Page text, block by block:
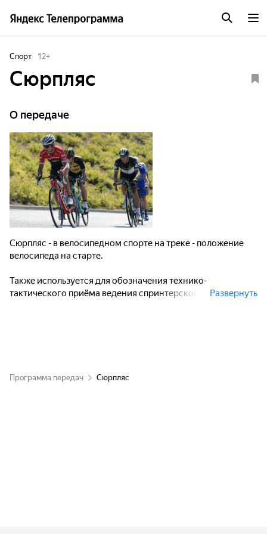
Спорт 12+
Сюрпляс
О передаче
Сюрпляс - в велосипедном спорте на треке - положение
велосипеда на старте.
Также используется для обозначения технико-
тактического приёма ведения спринтерской гонки,Развернуть
Программа передач Сюрпляс